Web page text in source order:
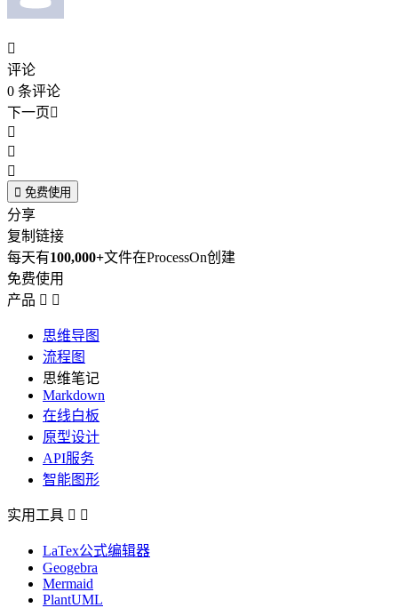

评论
0 条评论
下一页



 免费使用
分享
复制链接
每天有100,000+文件在ProcessOn创建
免费使用
产品  
思维导图
流程图
思维笔记
Markdown
在线白板
原型设计
API服务
智能图形
实用工具  
LaTex公式编辑器
Geogebra
Mermaid
PlantUML